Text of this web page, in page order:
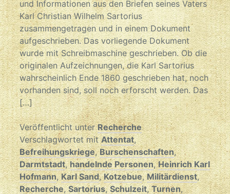
und Informationen aus den Briefen seines Vaters
Karl Christian Wilhelm Sartorius
zusammengetragen und in einem Dokument
aufgeschrieben. Das vorliegende Dokument
wurde mit Schreibmaschine geschrieben. Ob die
originalen Aufzeichnungen, die Karl Sartorius
wahrscheinlich Ende 1860 geschrieben hat, noch
vorhanden sind, soll noch erforscht werden. Das
[…]
Veröffentlicht unterRecherche
Verschlagwortet mitAttentat,
Befreihungskriege,Burschenschaften,
Darmtstadt,handelnde Personen,Heinrich Karl
Hofmann,Karl Sand,Kotzebue,Militärdienst,
Recherche,Sartorius,Schulzeit,Turnen,